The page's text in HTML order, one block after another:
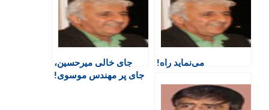
r
a
m
a
r
i
n
A
p
p
i
e
d
می‌نماید راه!
جای خالی میرحسین،
جای پر مهندس موسوی!